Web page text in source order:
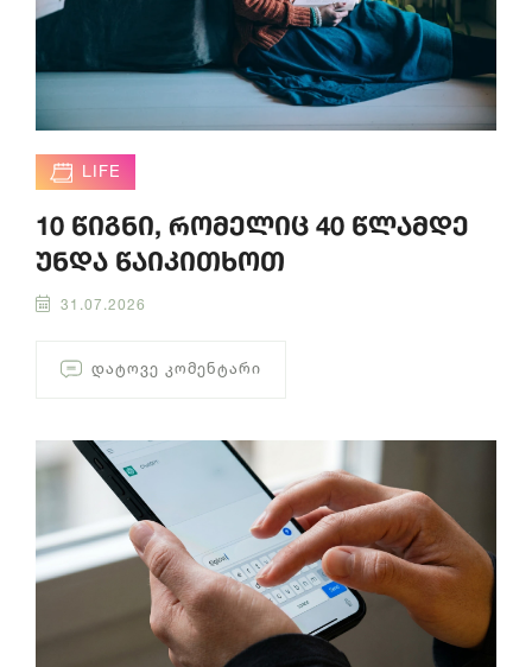
LIFE
10 წიგნი, რომელიც 40 წლამდე
უნდა წაიკითხოთ
31.07.2026
ᲓᲐᲢᲝᲕᲔ ᲙᲝᲛᲔᲜᲢᲐᲠᲘ